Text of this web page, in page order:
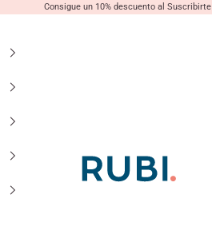
Consigue un 10% descuento al Suscribirte
Lanas Rubí